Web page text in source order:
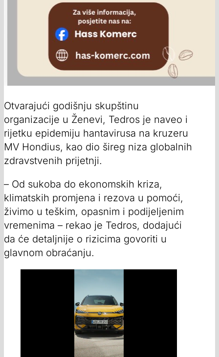
Otvarajući godišnju skupštinu
organizacije u Ženevi, Tedros je naveo i
rijetku epidemiju hantavirusa na kruzeru
MV Hondius, kao dio šireg niza globalnih
zdravstvenih prijetnji.
– Od sukoba do ekonomskih kriza,
klimatskih promjena i rezova u pomoći,
živimo u teškim, opasnim i podijeljenim
vremenima – rekao je Tedros, dodajući
da će detaljnije o rizicima govoriti u
glavnom obraćanju.